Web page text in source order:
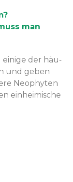
man
einige der häu­
und geben
Neo­phyten
ein­heimis­che